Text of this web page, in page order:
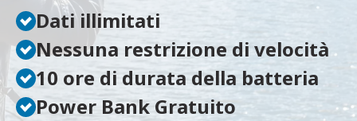
Dati illimitati
Nessuna restrizione di velocità
10 ore di durata della batteria
Power Bank Gratuito